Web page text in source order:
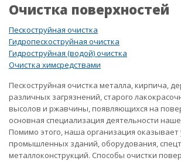
Очистка поверхностей
Пескоструйная очистка
Гидропескоструйная очистка
Гидроструйная (водой) очистка
Очистка химсредствами
Пескоструйная очистка металла, кирпича,
различных загрязнений, старого
высолов и ржавчины, появляющихся на
основная специализация деятельности
Помимо этого, наша организация оказывает
промышленных зданий, оборудования,
металлоконструкций. Способы очистки